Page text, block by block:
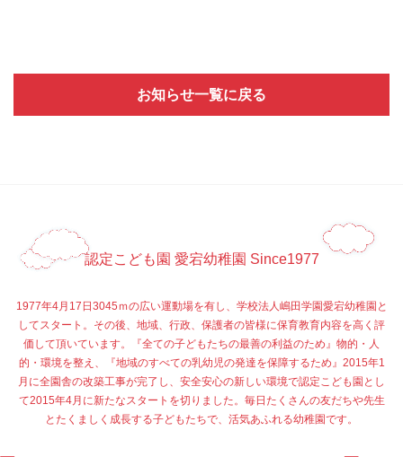
お知らせ一覧に戻る
認定こども園 愛宕幼稚園 Since1977
1977年4月17日3045ｍの広い運動場を有し、学校法人嶋田学園愛宕幼稚園と
してスタート。その後、地域、行政、保護者の皆様に保育教育内容を高く評
価して頂いています。『全ての子どもたちの最善の利益のため』物的・人
的・環境を整え、『地域のすべての乳幼児の発達を保障するため』2015年1
月に全園舎の改築工事が完了し、安全安心の新しい環境で認定こども園とし
て2015年4月に新たなスタートを切りました。毎日たくさんの友だちや先生
とたくましく成長する子どもたちで、活気あふれる幼稚園です。